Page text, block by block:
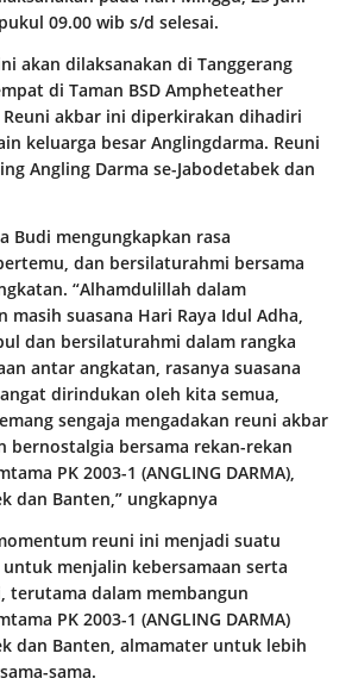
09.00 wib s/d selesai.
akan dilaksanakan di Tanggerang
di Taman BSD Ampheteather
Reuni akbar ini diperkirakan dihadiri
keluarga besar Anglingdarma. Reuni
Angling Darma se-Jabodetabek dan
Budi mengungkapkan rasa
dan bersilaturahmi bersama
“Alhamdulillah dalam
masih suasana Hari Raya Idul Adha,
dan bersilaturahmi dalam rangka
antar angkatan, rasanya suasana
dirindukan oleh kita semua,
sengaja mengadakan reuni akbar
bernostalgia bersama rekan-rekan
PK 2003-1 (ANGLING DARMA),
dan Banten,” ungkapnya
reuni ini menjadi suatu
menjalin kebersamaan serta
terutama dalam membangun
PK 2003-1 (ANGLING DARMA)
dan Banten, almamater untuk lebih
sama.